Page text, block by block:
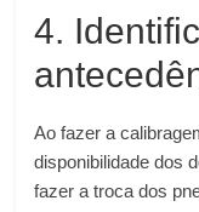
4.
Ao fazer a
disponibilidade dos
fazer a troca dos